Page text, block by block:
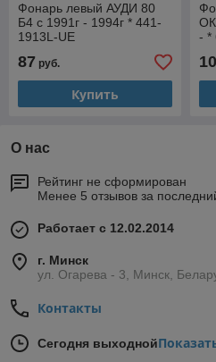
Фонарь левый АУДИ 80
Б4 с 1991г - 1994г * 441-
1913L-UE
87 руб.
Купить
- *
О нас
Рейтинг не сформирован
Менее 5 отзывов за
Работает с 12.02.2014
г. Минск
ул. Огарева - 3, Минск,
Контакты
Сегодня выходной